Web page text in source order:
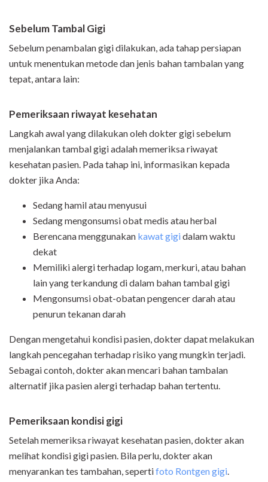
Sebelum Tambal Gigi
Sebelum penambalan gigi dilakukan, ada tahap persiapan
untuk menentukan metode dan jenis bahan tambalan yang
tepat, antara lain:
Pemeriksaan riwayat kesehatan
Langkah awal yang dilakukan oleh dokter gigi sebelum
menjalankan tambal gigi adalah memeriksa riwayat
kesehatan pasien. Pada tahap ini, informasikan kepada
dokter jika Anda:
Sedang hamil atau menyusui
Sedang mengonsumsi obat medis atau herbal
Berencana menggunakan kawat gigidalam waktu
dekat
Memiliki alergi terhadap logam, merkuri, atau bahan
lain yang terkandung di dalam bahan tambal gigi
Mengonsumsi obat-obatan pengencer darah atau
penurun tekanan darah
Dengan mengetahui kondisi pasien, dokter dapat melakukan
langkah pencegahan terhadap risiko yang mungkin terjadi.
Sebagai contoh, dokter akan mencari bahan tambalan
alternatif jika pasien alergi terhadap bahan tertentu.
Pemeriksaan kondisi gigi
Setelah memeriksa riwayat kesehatan pasien, dokter akan
melihat kondisi gigi pasien. Bila perlu, dokter akan
menyarankan tes tambahan, sepertifoto Rontgen gigi.